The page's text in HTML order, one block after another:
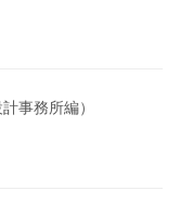
事務所編）